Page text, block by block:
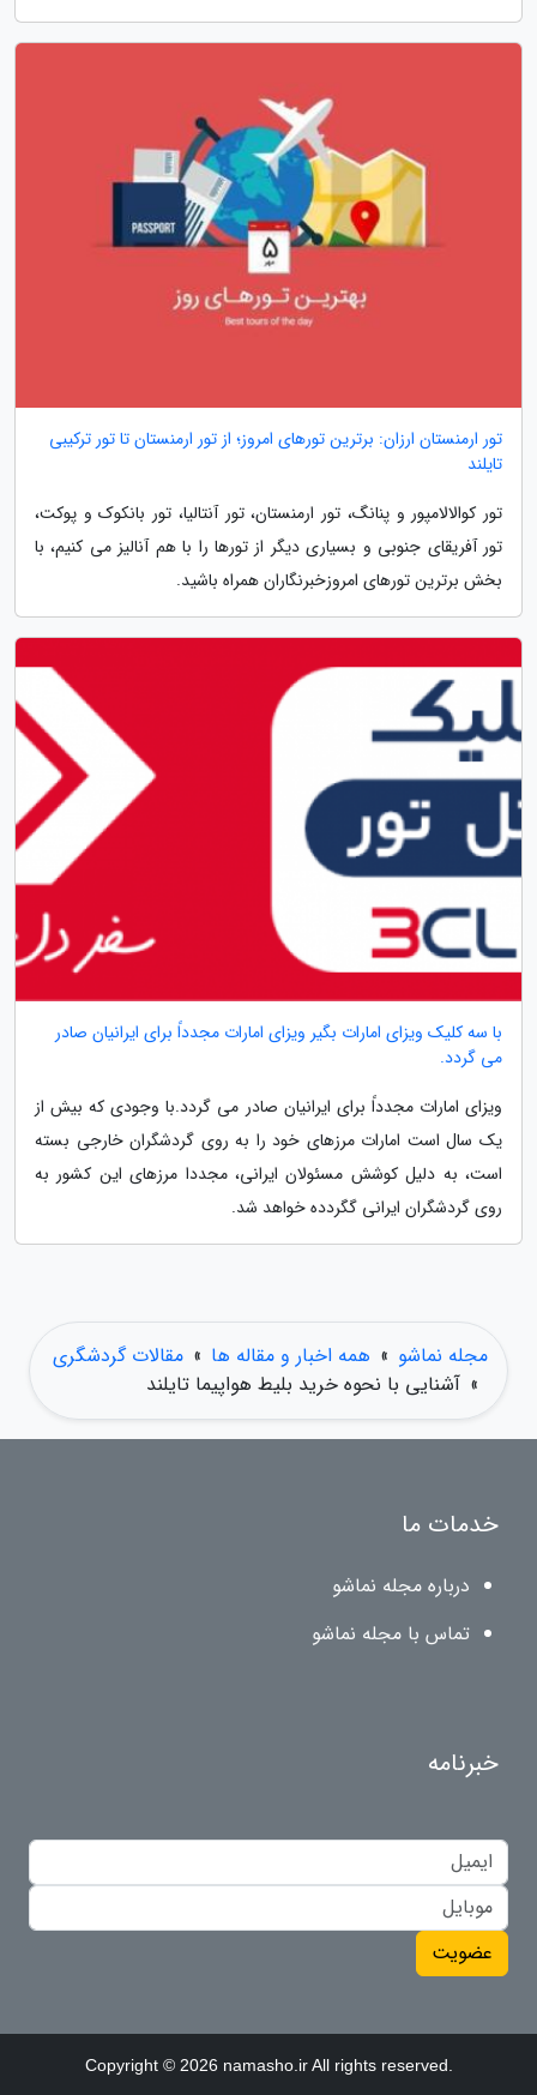
تور ارمنستان ارزان: برترین تورهای امروز؛ از تور ارمنستان تا تور ترکیبی
تایلند
تور کوالالامپور و پنانگ، تور ارمنستان، تور آنتالیا، تور بانکوک و پوکت،
تور آفریقای جنوبی و بسیاری دیگر از تورها را با هم آنالیز می کنیم، با
بخش برترین تورهای امروزخبرنگاران همراه باشید.
با سه کلیک ویزای امارات بگیر ویزای امارات مجدداً برای ایرانیان صادر
می گردد.
ویزای امارات مجدداً برای ایرانیان صادر می گردد.با وجودی که بیش از
یک سال است امارات مرزهای خود را به روی گردشگران خارجی بسته
است، به دلیل کوشش مسئولان ایرانی، مجددا مرزهای این کشور به
روی گردشگران ایرانی گگردده خواهد شد.
مجله نماشو » همه اخبار و مقاله ها » مقالات گردشگری
» آشنایی با نحوه خرید بلیط هواپیما تایلند
خدمات ما
درباره مجله نماشو
تماس با مجله نماشو
خبرنامه
عضویت
Copyright © 2026 namasho.ir All rights reserved.